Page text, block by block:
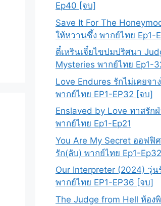
Ep40 [จบ]
Save It For The
ให้หวานซึ้ง พากย์ไทย Ep1-
ตี๋เหรินเจี๋ยไขปมปริศนา
Mysteries พากย์ไทย Ep1-
Love Endures รักไม่เคยจา
พากย์ไทย EP1-EP32 [จบ]
Enslaved by Love ทาสรัก
พากย์ไทย Ep1-Ep21
You Are My Secret ออฟฟิ
รัก(ลับ) พากย์ไทย Ep1-
Our Interpreter (2024) วุ่
พากย์ไทย EP1-EP36 [จบ]
The Judge from Hell ห้อง